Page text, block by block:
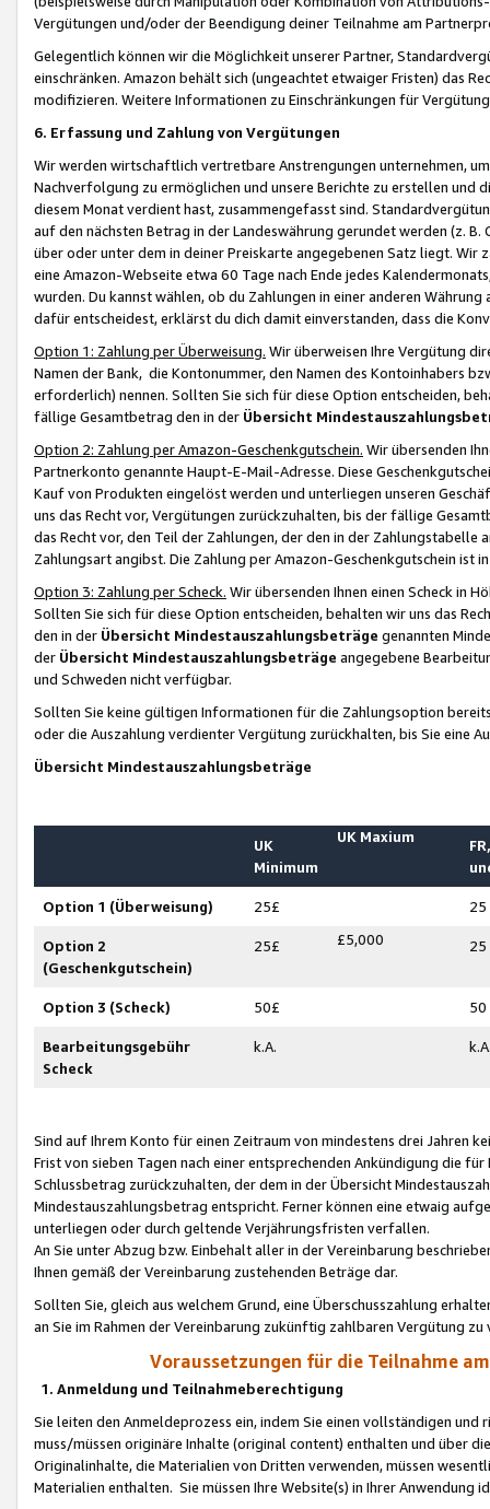
Vergütungen und/oder der Beendigung deiner Teilnahme am
Gelegentlich können wir die Möglichkeit unserer Partner,
einschränken. Amazon behält sich (ungeachtet etwaiger Fristen) das
modifizieren. Weitere Informationen zu Einschränkungen für
6. Erfassung und Zahlung von Vergütungen
Wir werden wirtschaftlich vertretbare Anstrengungen unternehmen,
Nachverfolgung zu ermöglichen und unsere Berichte zu erstellen und
diesem Monat verdient hast, zusammengefasst sind.
auf den nächsten Betrag in der Landeswährung gerundet werden (z.
über oder unter dem in deiner Preiskarte angegebenen Satz liegt.
eine Amazon-Webseite etwa 60 Tage nach Ende jedes
wurden. Du kannst wählen, ob du Zahlungen in einer anderen
dafür entscheidest, erklärst du dich damit einverstanden, dass die
Option 1: Zahlung per Überweisung. Wir überweisen Ihre Vergütung
Namen der Bank, die Kontonummer, den Namen des Kontoinhabers
erforderlich) nennen. Sollten Sie sich für diese Option entscheiden,
fällige Gesamtbetrag den in der Übersicht
Option 2: Zahlung per Amazon-Geschenkgutschein. Wir übersenden
Partnerkonto genannte Haupt-E-Mail-Adresse. Diese
Kauf von Produkten eingelöst werden und unterliegen unseren
uns das Recht vor, Vergütungen zurückzuhalten, bis der fällige
das Recht vor, den Teil der Zahlungen, der den in der
Zahlungsart angibst. Die Zahlung per Amazon-Geschenkgutschein ist
Option 3: Zahlung per Scheck. Wir übersenden Ihnen einen Scheck in
Sollten Sie sich für diese Option entscheiden, behalten wir uns das
den in der Übersicht Mindestauszahlungsbeträge genannten
der Übersicht Mindestauszahlungsbeträge angegebene
und Schweden nicht verfügbar.
Sollten Sie keine gültigen Informationen für die Zahlungsoption
oder die Auszahlung verdienter Vergütung zurückhalten, bis Sie
Übersicht Mindestauszahlungsbeträge
UK
Minimum
UK Maxium
Option 1 (Überweisung) 25£ 25
Option 2
(Geschenkgutschein)
25£ £5,000 25
Option 3 (Scheck) 50£ 50
Bearbeitungsgebühr
Scheck
k.A.
Sind auf Ihrem Konto für einen Zeitraum von mindestens drei Jahren
Frist von sieben Tagen nach einer entsprechenden Ankündigung die
Schlussbetrag zurückzuhalten, der dem in der Übersicht
Mindestauszahlungsbetrag entspricht. Ferner können eine etwaig
unterliegen oder durch geltende Verjährungsfristen verfallen.
An Sie unter Abzug bzw. Einbehalt aller in der Vereinbarung
Ihnen gemäß der Vereinbarung zustehenden Beträge dar.
Sollten Sie, gleich aus welchem Grund, eine Überschusszahlung
an Sie im Rahmen der Vereinbarung zukünftig zahlbaren Vergütung zu
Voraussetzungen für die Teilnahme
1. Anmeldung und Teilnahmeberechtigung
Sie leiten den Anmeldeprozess ein, indem Sie einen vollständigen
muss/müssen originäre Inhalte (original content) enthalten und über
Originalinhalte, die Materialien von Dritten verwenden, müssen
Materialien enthalten. Sie müssen Ihre Website(s) in Ihrer Anwendung